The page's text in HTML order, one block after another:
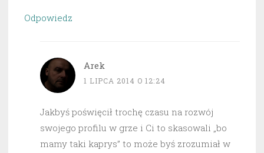
Odpowiedz
Arek
1 LIPCA 2014 O 12:24
Jakbyś poświęcił trochę czasu na rozwój
swojego profilu w grze i Ci to skasowali „bo
mamy taki kaprys” to może byś zrozumiał w